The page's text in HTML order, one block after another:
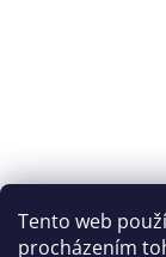
Tento web
procházením